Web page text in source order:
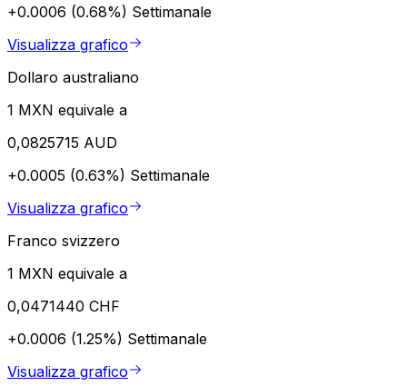
+0.0006 (0.68%) Settimanale
Visualizza grafico
Dollaro australiano
1 MXN equivale a
0,0825715 AUD
+0.0005 (0.63%) Settimanale
Visualizza grafico
Franco svizzero
1 MXN equivale a
0,0471440 CHF
+0.0006 (1.25%) Settimanale
Visualizza grafico